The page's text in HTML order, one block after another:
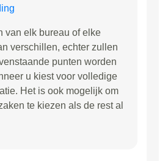
van elk bureau of elke
verschillen, echter zullen
punten worden
u kiest voor volledige
Het is ook mogelijk om
te kiezen als de rest al